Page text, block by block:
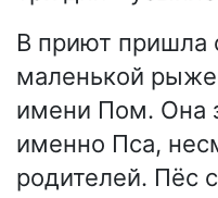
В приют пришла
маленькой
имени Пом. Она
именно Пса,
родителей. Пёс